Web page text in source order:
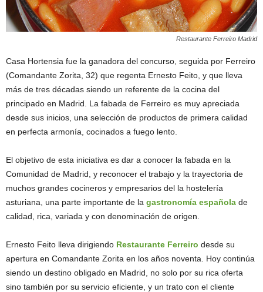
Restaurante Ferreiro Madrid
Casa Hortensia fue la ganadora del concurso, seguida por Ferreiro
(Comandante Zorita, 32) que regenta Ernesto Feito, y que lleva
más de tres décadas siendo un referente de la cocina del
principado en Madrid. La fabada de Ferreiro es muy apreciada
desde sus inicios, una selección de productos de primera calidad
en perfecta armonía, cocinados a fuego lento.
El objetivo de esta iniciativa es dar a conocer la fabada en la
Comunidad de Madrid, y reconocer el trabajo y la trayectoria de
muchos grandes cocineros y empresarios del la hostelería
asturiana, una parte importante de la gastronomía española de
calidad, rica, variada y con denominación de origen.
Ernesto Feito lleva dirigiendo Restaurante Ferreiro desde su
apertura en Comandante Zorita en los años noventa. Hoy continúa
siendo un destino obligado en Madrid, no solo por su rica oferta
sino también por su servicio eficiente, y un trato con el cliente